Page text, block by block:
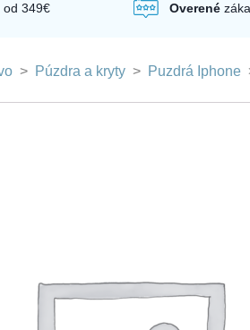
od 349€ Overené
> Púzdra a kryty > Puzdrá Iphone